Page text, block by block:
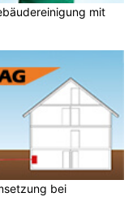
mit
bei